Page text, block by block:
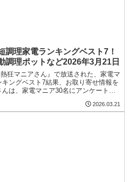
調理家電ランキングベスト7！
調理ポットなど2026年3月21日
狂マニアさん』で放送された、家電マ
ングベスト7結果、お取り寄せ情報を
は、家電マニア30名にアンケートを
か挑戦しました。この記事では、新生
2026.03.21